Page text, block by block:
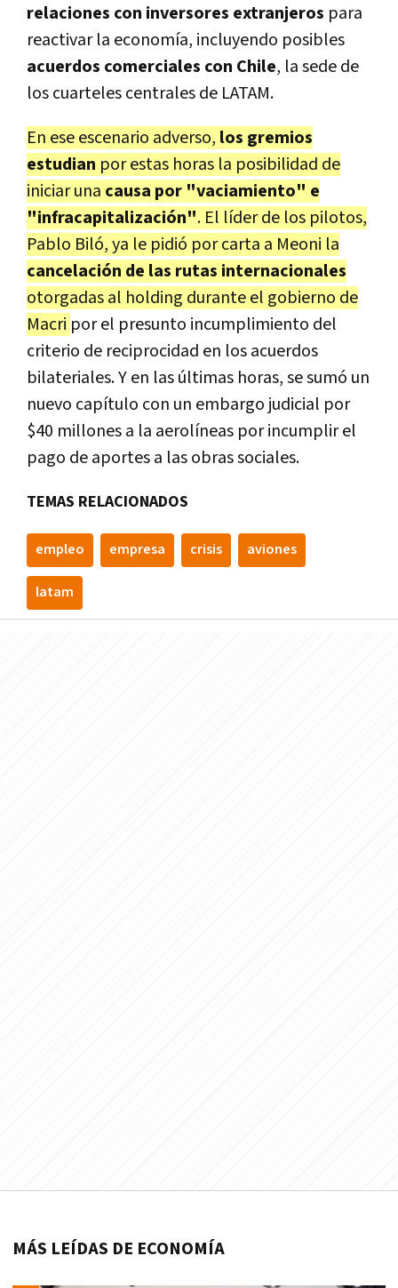
relaciones con inversores extranjeros para
reactivar la economía, incluyendo posibles
acuerdos comerciales con Chile, la sede de
los cuarteles centrales de LATAM.
En ese escenario adverso, los gremios
estudian por estas horas la posibilidad de
iniciar una causa por "vaciamiento" e
"infracapitalización". El líder de los pilotos,
Pablo Biló, ya le pidió por carta a Meoni la
cancelación de las rutas internacionales
otorgadas al holding durante el gobierno de
Macri por el presunto incumplimiento del
criterio de reciprocidad en los acuerdos
bilateriales. Y en las últimas horas, se sumó un
nuevo capítulo con un embargo judicial por
$40 millones a la aerolíneas por incumplir el
pago de aportes a las obras sociales.
TEMAS RELACIONADOS
empleo empresa crisis aviones
latam
MÁS LEÍDAS DE ECONOMÍA